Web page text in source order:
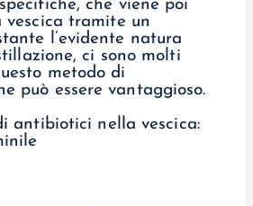
che viene poi
tramite un
l’evidente natura
ci sono molti
metodo di
può essere vantaggioso.